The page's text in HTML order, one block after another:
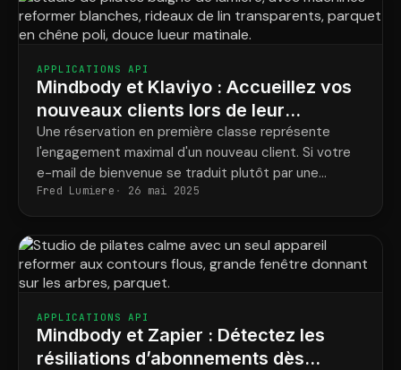
APPLICATIONS API
Mindbody et Klaviyo : Accueillez vos
nouveaux clients lors de leur
réservation, et non lors de leur
inscription à une liste.
Une réservation en première classe représente
l'engagement maximal d'un nouveau client. Si votre
e-mail de bienvenue se traduit plutôt par une
inscription à la newsletter, vous ratez cette
opportunité.
Fred Lumiere 26 mai 2025
APPLICATIONS API
Mindbody et Zapier : Détectez les
résiliations d’abonnements dès